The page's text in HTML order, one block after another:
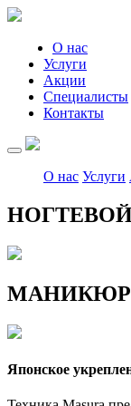
О нас
Услуги
Акции
Специалисты
Контакты
О нас Услуги
МАНИКЮР
Японское